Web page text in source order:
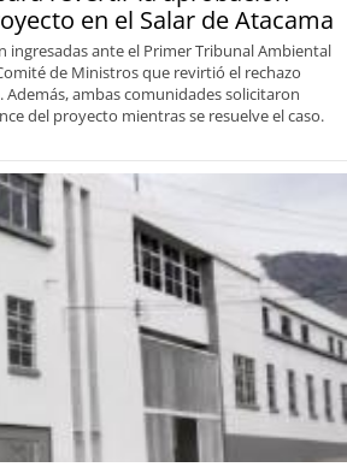
en el Salar de Atacama
ingresadas ante el Primer Tribunal Ambiental
de Ministros que revirtió el rechazo
ambas comunidades solicitaron
del proyecto mientras se resuelve el caso.